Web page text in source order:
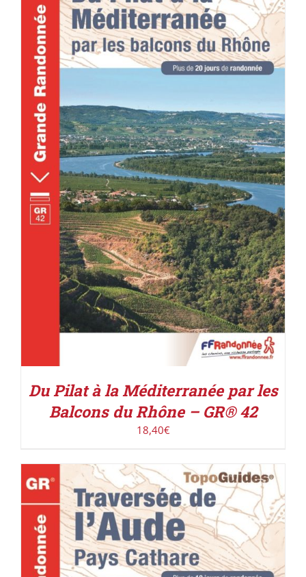
ACHETER LE PRODUIT / DÉTAILS
Du Pilat à la Méditerranée par les
Balcons du Rhône – GR® 42
18,40€